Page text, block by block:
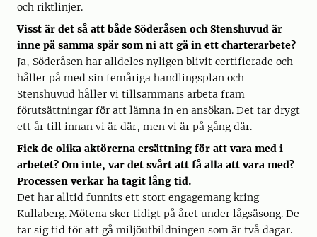
och riktlinjer.
Visst är det så att både Söderåsen och Stenshuvud är
inne på samma spår som ni att gå in ett charterarbete?
Ja, Söderåsen har alldeles nyligen blivit certifierade och
håller på med sin femåriga handlingsplan och
Stenshuvud håller vi tillsammans arbeta fram
förutsättningar för att lämna in en ansökan. Det tar drygt
ett år till innan vi är där, men vi är på gång där.
Fick de olika aktörerna ersättning för att vara med i
arbetet? Om inte, var det svårt att få alla att vara med?
Processen verkar ha tagit lång tid.
Det har alltid funnits ett stort engagemang kring
Kullaberg. Mötena sker tidigt på året under lågsäsong. De
tar sig tid för att gå miljöutbildningen som är två dagar.